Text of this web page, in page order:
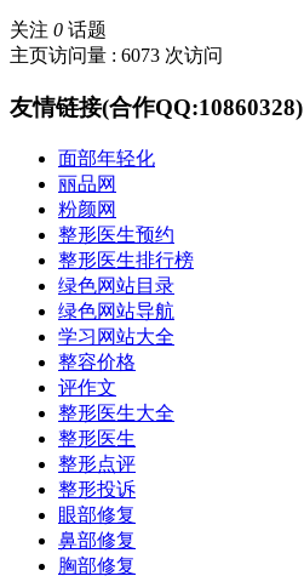
关注 0 话题
主页访问量 : 6073 次访问
友情链接(合作QQ:10860328)
面部年轻化
丽品网
粉颜网
整形医生预约
整形医生排行榜
绿色网站目录
绿色网站导航
学习网站大全
整容价格
评作文
整形医生大全
整形医生
整形点评
整形投诉
眼部修复
鼻部修复
胸部修复